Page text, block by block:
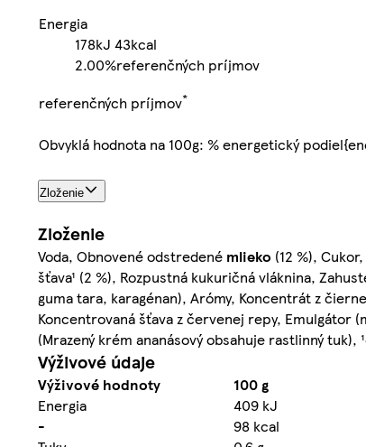
Energia
178kJ 43kcal
2.00%referenčných príjmov
referenčných príjmov*
Obvyklá hodnota na 100g: % energetický
Zloženie
Zloženie
Voda, Obnovené odstredené mlieko (12 %),
šťava¹ (2 %), Rozpustná kukuričná vláknina,
guma tara, karagénan), Arómy, Koncentrát z
Koncentrovaná šťava z červenej repy, Emulgátor
(Mrazený krém ananásový obsahuje rastlinný tuk),
Výživové údaje
Výživové hodnoty 100 g
Energia
409 kJ
-
98 kcal